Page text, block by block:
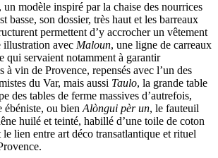
modèle inspiré par la chaise des nourrices
basse, son dossier, très haut et les barreaux
permettent d’y accrocher un vêtement
illustration avec Maloun, une ligne de carreaux
qui servaient notamment à garantir
à vin de Provence, repensés avec l’un des
du Var, mais aussi Taulo, la grande table
des tables de ferme massives d’autrefois,
ébéniste, ou bien Alòngui pèr un, le fauteuil
huilé et teinté, habillé d’une toile de coton
lien entre art déco transatlantique et rituel